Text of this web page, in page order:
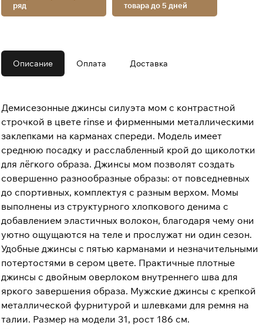
ряд
товара до 5 дней
Описание Оплата Доставка
Демисезонные джинсы силуэта мом с контрастной
строчкой в цвете rinse и фирменными металлическими
заклепками на карманах спереди. Модель имеет
среднюю посадку и расслабленный крой до щиколотки
для лёгкого образа. Джинсы мом позволят создать
совершенно разнообразные образы: от повседневных
до спортивных, комплектуя с разным верхом. Момы
выполнены из структурного хлопкового денима с
добавлением эластичных волокон, благодаря чему они
уютно ощущаются на теле и прослужат ни один сезон.
Удобные джинсы с пятью карманами и незначительными
потертостями в сером цвете. Практичные плотные
джинсы с двойным оверлоком внутреннего шва для
яркого завершения образа. Мужские джинсы с крепкой
металлической фурнитурой и шлевками для ремня на
талии. Размер на модели 31, рост 186 см.